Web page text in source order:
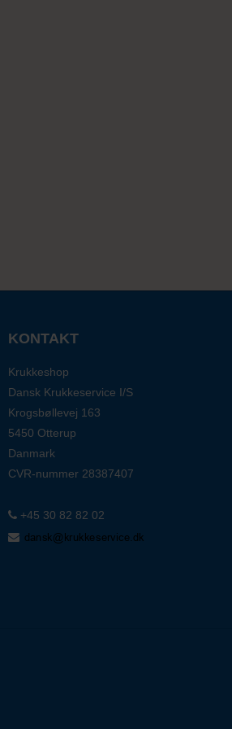
KONTAKT
Krukkeshop
Dansk Krukkeservice I/S
Krogsbøllevej 163
5450 Otterup
Danmark
CVR-nummer 28387407
+45 30 82 82 02